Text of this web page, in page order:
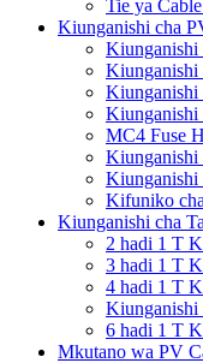
Tie ya
Kiunganishi cha
Kiunganishi
Kiunganishi
MC4 Fuse
Kiunganishi
Kiunganishi
Kifuniko
Kiunganishi cha
2 hadi 1 T
3 hadi 1 T
4 hadi 1 T
Kiunganishi
6 hadi 1 T
Mkutano wa PV